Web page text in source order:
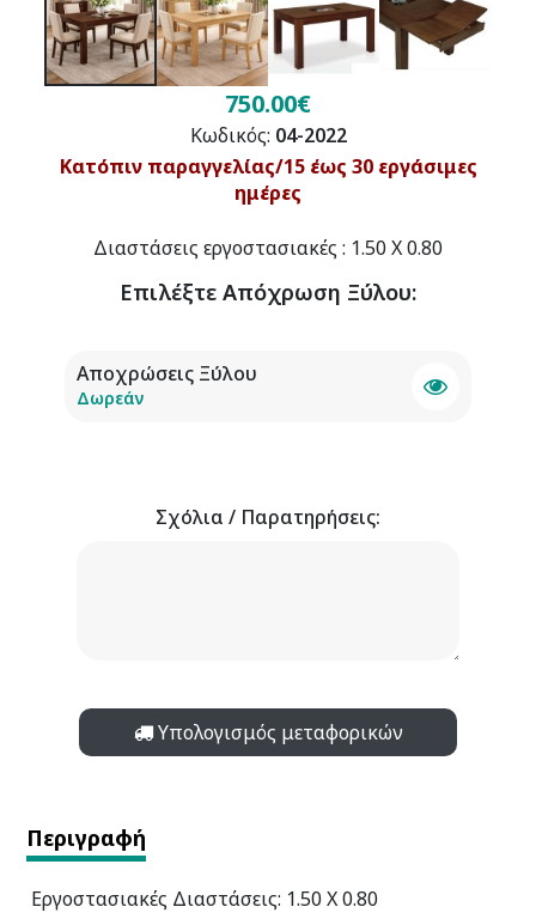
750.00€
Κωδικός: 04-2022
Κατόπιν παραγγελίας/15 έως 30 εργάσιμες
ημέρες
Διαστάσεις εργοστασιακές : 1.50 Χ 0.80
Επιλέξτε Απόχρωση Ξύλου:
Αποχρώσεις Ξύλου
Δωρεάν
Σχόλια / Παρατηρήσεις:
Υπολογισμός μεταφορικών
Περιγραφή
Εργοστασιακές Διαστάσεις: 1.50 Χ 0.80